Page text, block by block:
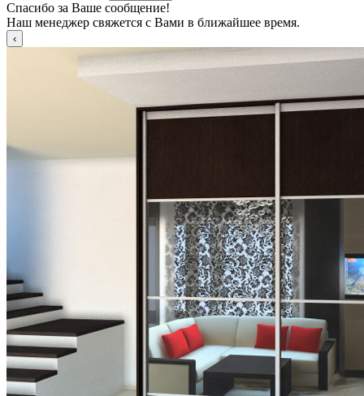
Спасибо за Ваше сообщение!
Наш менеджер свяжется с Вами в ближайшее время.